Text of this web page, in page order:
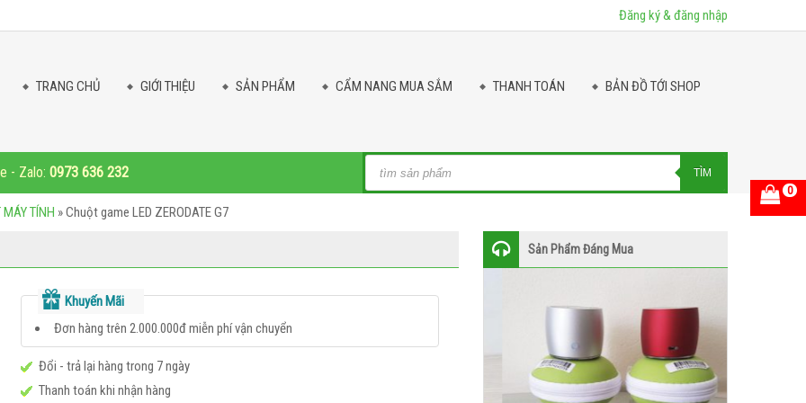
Đăng ký & đăng nhập
TRANG CHỦ GIỚI THIỆU SẢN PHẨM CẨM NANG MUA SẮM THANH TOÁN BẢN ĐỒ TỚI SHOP
0
Products
TÌM
- Zalo: 0973 636 232
MÁY TÍNH »Chuột game LED ZERODATE G7
Khuyến Mãi
Đơn hàng trên 2.000.000đ miễn phí vận chuyển
Đổi - trả lại hàng trong 7 ngày
Thanh toán khi nhận hàng
Sản Phẩm Đáng Mua